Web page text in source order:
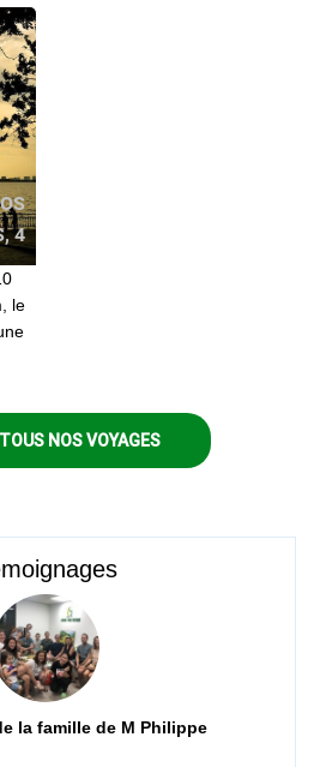
4
le
NOS VOYAGES
la famille de M Philippe